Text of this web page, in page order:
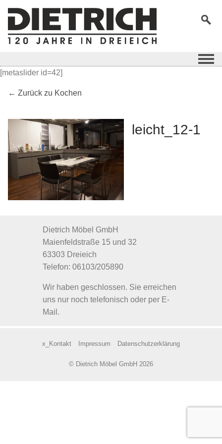
[metaslider id=42]
← Zurück zu Kochen
leicht_12-1
Dietrich Möbel GmbH
Maienfeldstraße 15 und 32
63303 Dreieich
Telefon: 06103/205890
Wir haben geschlossen. Sie erreichen
uns nur noch telefonisch oder per E-
Mail.
x_Kontakt Impressum Datenschutzerklärung
© Dietrich Möbel GmbH 2026